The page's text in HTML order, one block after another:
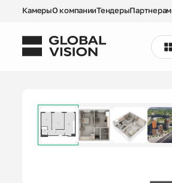
КамерыО компанииТендерыПартнерам
Проекты